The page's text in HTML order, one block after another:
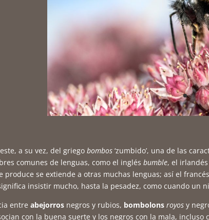
a su vez, del griego bombos ‘zumbido’, una de las
comunes de lenguas, como el inglés bumble, el irlandés
produce se extiende a otras muchas lenguas; así el francés
insistir mucho, hasta la pesadez, como cuando un
entre abejorros negros y rubios, bombolons royos y
con la buena suerte y los negros con la mala, incluso